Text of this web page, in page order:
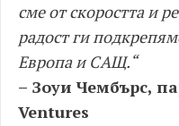
сме от скоростта и
радост ги
Европа и САЩ.“
– Зоуи Чембърс,
Ventures